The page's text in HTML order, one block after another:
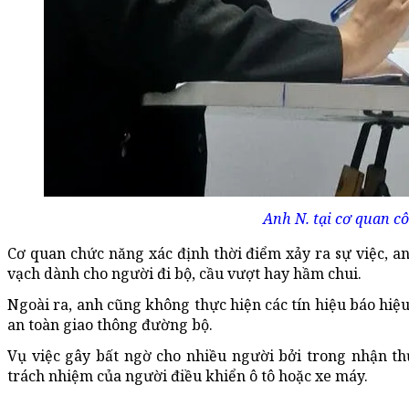
Anh N. tại cơ quan
Cơ quan chức năng xác định thời điểm xảy ra sự việc,
vạch dành cho người đi bộ, cầu vượt hay hầm chui.
Ngoài ra, anh cũng không thực hiện các tín hiệu báo
an toàn giao thông đường bộ.
Vụ việc gây bất ngờ cho nhiều người bởi trong nhận
trách nhiệm của người điều khiển ô tô hoặc xe máy.